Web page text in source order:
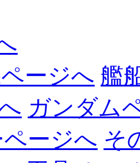
ージへ 艦
ガンダム
ージへ そ